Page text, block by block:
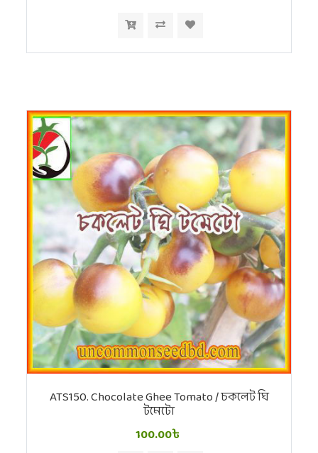
ATS150. Chocolate Ghee Tomato / চকলেট ঘি
টমেটো
100.00৳